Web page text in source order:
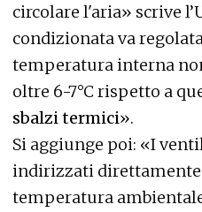
circolare l'aria» scrive
condizionata va
temperatura interna
oltre 6-7°C rispetto a
sbalzi termici».
Si aggiunge poi: «I
indirizzati direttamente
temperatura ambientale